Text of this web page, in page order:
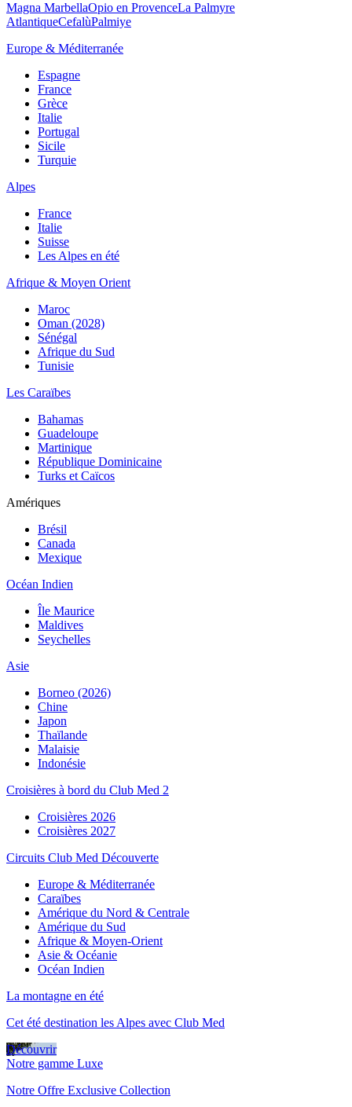
Magna MarbellaOpio en ProvenceLa Palmyre
AtlantiqueCefalùPalmiye
Europe & Méditerranée
Espagne
France
Grèce
Italie
Portugal
Sicile
Turquie
Alpes
France
Italie
Suisse
Les Alpes en été
Afrique & Moyen Orient
Maroc
Oman (2028)
Sénégal
Afrique du Sud
Tunisie
Les Caraïbes
Bahamas
Guadeloupe
Martinique
République Dominicaine
Turks et Caïcos
Amériques
Brésil
Canada
Mexique
Océan Indien
Île Maurice
Maldives
Seychelles
Asie
Borneo (2026)
Chine
Japon
Thaïlande
Malaisie
Indonésie
Croisières à bord du Club Med 2
Croisières 2026
Croisières 2027
Circuits Club Med Découverte
Europe & Méditerranée
Caraïbes
Amérique du Nord & Centrale
Amérique du Sud
Afrique & Moyen-Orient
Asie & Océanie
Océan Indien
La montagne en été
Cet été destination les Alpes avec Club Med
Découvrir
Notre gamme Luxe
Notre Offre Exclusive Collection